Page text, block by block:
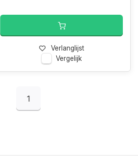
Verlanglijst
Vergelijk
1